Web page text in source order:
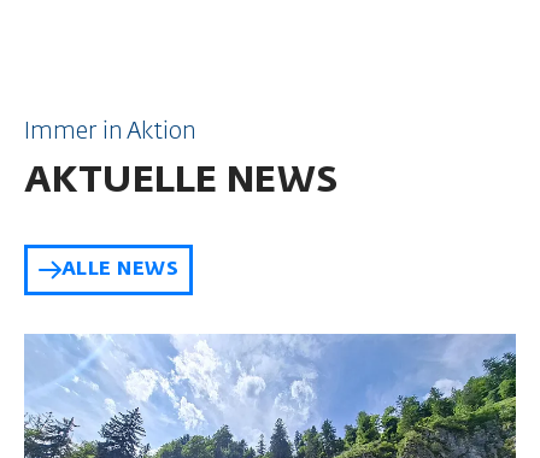
Immer in Aktion
AKTUELLE NEWS
ALLE NEWS